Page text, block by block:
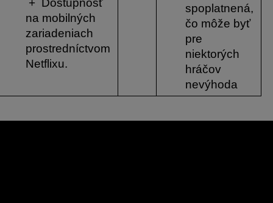
na mobilných
zariadeniach
prostredníctvom
Netflixu.
spoplatnená,
čo môže byť
pre
niektorých
hráčov
nevýhoda